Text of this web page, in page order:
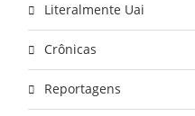
Literalmente Uai
Crônicas
Reportagens